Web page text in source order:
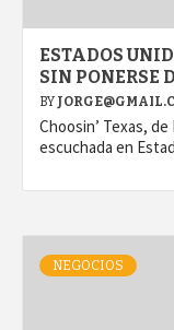
ESTADOS
SIN PONERSE
BY
Choosin’ Texas,
escuchada en
NEGOCIOS